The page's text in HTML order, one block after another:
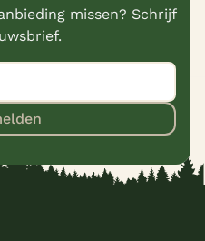
missen? Schrijf